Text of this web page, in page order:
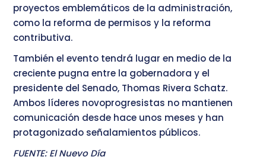
proyectos emblemáticos de la administración,
como la reforma de permisos y la reforma
contributiva.
También el evento tendrá lugar en medio de la
creciente pugna entre la gobernadora y el
presidente del Senado, Thomas Rivera Schatz.
Ambos líderes novoprogresistas no mantienen
comunicación desde hace unos meses y han
protagonizado señalamientos públicos.
FUENTE: El Nuevo Día